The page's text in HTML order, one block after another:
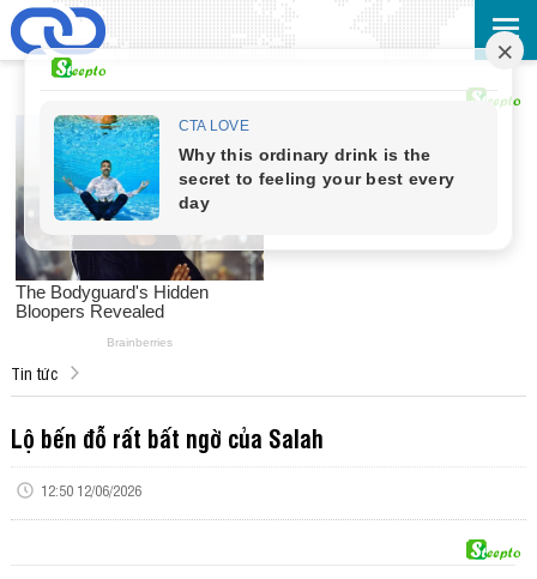
Tin tức
Lộ bến đỗ rất bất ngờ của Salah
12:50 12/06/2026